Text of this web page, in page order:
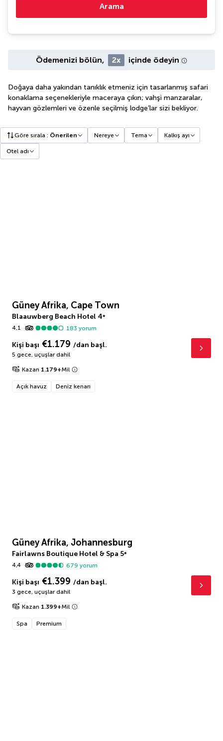
Arama
Ödemenizi bölün, 2x içinde ödeyin
Doğaya daha yakından tanıklık etmeniz için tasarlanmış safari
konaklama seçenekleriyle maceraya çıkın; vahşi manzaralar,
hayvan gözlemleri ve özenle seçilmiş lodge’lar sizi bekliyor.
Göre sırala : Önerilen Nereye Tema Kalkış ayı
Otel adı
Güney Afrika, Cape Town
Blaauwberg Beach Hotel 4*
4,1
183 yorum
Kişi başı €1.179 /dan başl.
5 gece, uçuşlar dahil
Kazan 1.179+Mil
Açık havuz Deniz kenarı
Güney Afrika, Johannesburg
Fairlawns Boutique Hotel & Spa 5*
4,4
679 yorum
Kişi başı €1.399 /dan başl.
3 gece, uçuşlar dahil
Kazan 1.399+Mil
Spa Premium